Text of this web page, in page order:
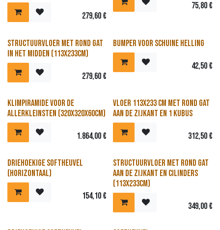
279,60€
75,80€
Structuurvloer met rond gat
in het midden (113x233cm)
279,60€
Bumper voor schuine helling
42,50€
Klimpiramide voor de
allerkleinsten (320x320x60cm)
1.864,00€
Vloer 113x233 cm met rond gat
aan de zijkant en 1 kubus
312,50€
Driehoekige softheuvel
(horizontaal)
154,10€
Structuurvloer met rond gat
aan de zijkant en cilinders
(113x233cm)
349,00€